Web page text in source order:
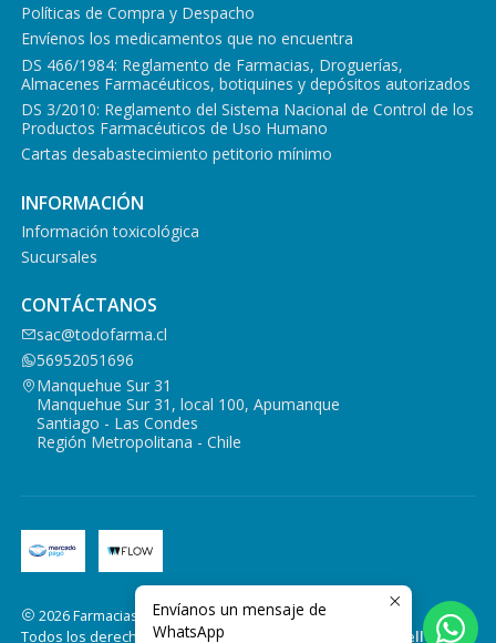
Políticas de Compra y Despacho
Envíenos los medicamentos que no encuentra
DS 466/1984: Reglamento de Farmacias, Droguerías,
Almacenes Farmacéuticos, botiquines y depósitos autorizados
DS 3/2010: Reglamento del Sistema Nacional de Control de los
Productos Farmacéuticos de Uso Humano
Cartas desabastecimiento petitorio mínimo
INFORMACIÓN
Información toxicológica
Sucursales
CONTÁCTANOS
sac@todofarma.cl
56952051696
Manquehue Sur 31
Manquehue Sur 31, local 100, Apumanque
Santiago - Las Condes
Región Metropolitana - Chile
2026 Farmacias Todofarma.
Todos los derechos reservados.
Desarrollado por Jumpseller.
Envíanos un mensaje de
WhatsApp